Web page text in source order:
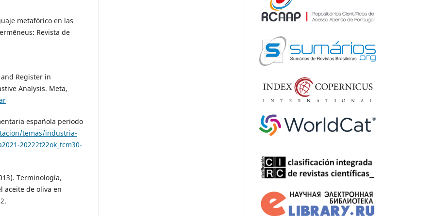
metafórico en las
Revista de
and Register in
Analysis. Meta,
española periodo
temas/industria-
20222t22ok_tcm30-
Terminología,
aceite de oliva en